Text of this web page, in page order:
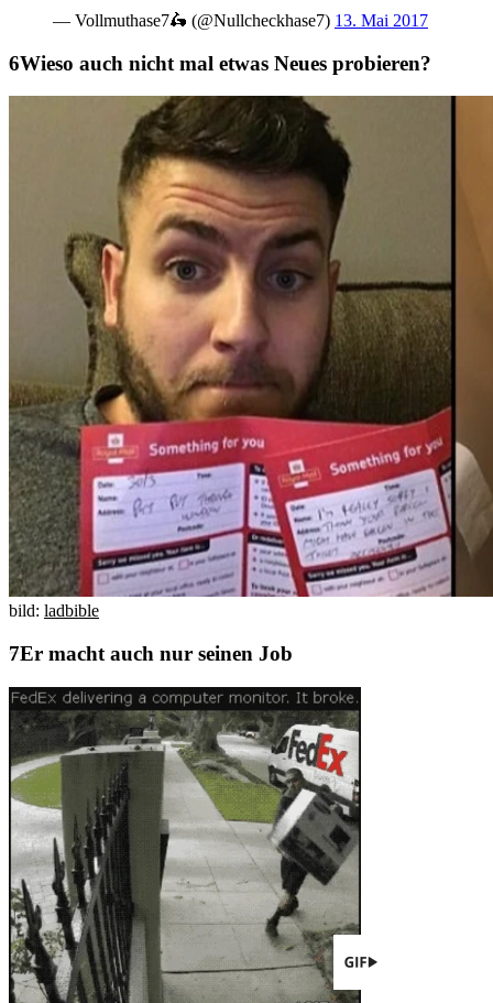
— Vollmuthase7🛵 (@Nullcheckhase7) 13. Mai 2017
Wieso auch nicht mal etwas Neues probieren?
bild: ladbible
Er macht auch nur seinen Job